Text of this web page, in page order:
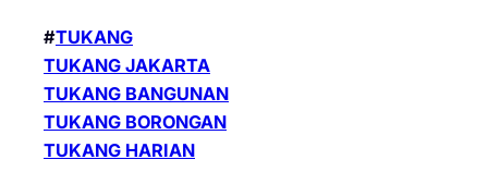
#TUKANG
TUKANG JAKARTA
TUKANG BANGUNAN
TUKANG BORONGAN
TUKANG HARIAN